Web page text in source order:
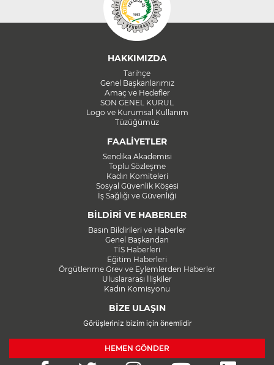
HAKKIMIZDA
Tarihçe
Genel Başkanlarımız
Amaç ve Hedefler
SON GENEL KURUL
Logo ve Kurumsal Kullanım
Tüzüğümüz
FAALİYETLER
Sendika Akademisi
Toplu Sözleşme
Kadın Komiteleri
Sosyal Güvenlik Köşesi
İş Sağlığı ve Güvenliği
BİLDİRİ VE HABERLER
Basın Bildirileri ve Haberler
Genel Başkandan
TİS Haberleri
Eğitim Haberleri
Örgütlenme Grev ve Eylemlerden Haberler
Uluslararası İlişkiler
Kadın Komisyonu
BİZE ULAŞIN
Görüşleriniz bizim için önemlidir
HEMEN GÖNDER